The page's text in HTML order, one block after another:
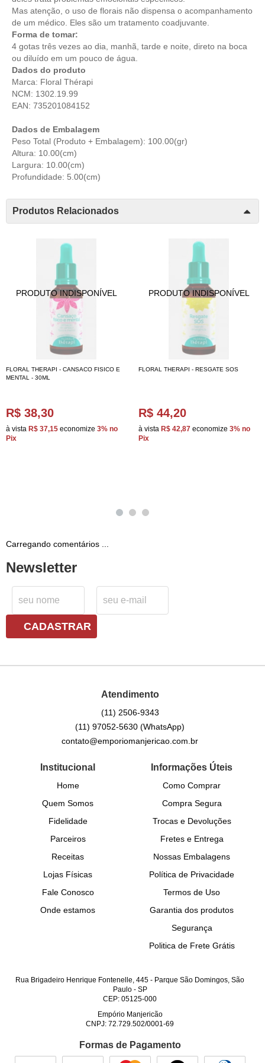
Mas atenção, o uso de florais não dispensa o acompanhamento
de um médico. Eles são um tratamento coadjuvante.
Forma de tomar:
4 gotas três vezes ao dia, manhã, tarde e noite, direto na boca
ou diluído em um pouco de água.
Dados do produto
Marca: Floral Thérapi
NCM: 1302.19.99
EAN: 735201084152
Dados de Embalagem
Peso Total (Produto + Embalagem): 100.00(gr)
Altura: 10.00(cm)
Largura: 10.00(cm)
Profundidade: 5.00(cm)
Produtos Relacionados
FLORAL THERAPI - CANSACO FISICO E
MENTAL - 30ML
R$ 38,30
à vista R$ 37,15 economize 3% no
Pix
FLORAL THERAPI - RESGATE SOS
R$ 44,20
à vista R$ 42,87 economize 3% no
Pix
Carregando comentários ...
Newsletter
CADASTRAR
Atendimento
(11) 2506-9343
(11) 97052-5630(WhatsApp)
contato@emporiomanjericao.com.br
Institucional
Home
Quem Somos
Fidelidade
Parceiros
Receitas
Lojas Físicas
Fale Conosco
Onde estamos
Informações Úteis
Como Comprar
Compra Segura
Trocas e Devoluções
Fretes e Entrega
Nossas Embalagens
Política de Privacidade
Termos de Uso
Garantia dos produtos
Segurança
Politica de Frete Grátis
Rua Brigadeiro Henrique Fontenelle, 445 - Parque São Domingos, São
Paulo- SP
CEP: 05125-000
Empório Manjericão
CNPJ: 72.729.502/0001-69
Formas de Pagamento